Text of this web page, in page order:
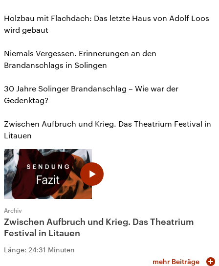
Holzbau mit Flachdach: Das letzte Haus von Adolf Loos
wird gebaut
Niemals Vergessen. Erinnerungen an den
Brandanschlags in Solingen
30 Jahre Solinger Brandanschlag – Wie war der
Gedenktag?
Zwischen Aufbruch und Krieg. Das Theatrium Festival in
Litauen
Archiv
Zwischen Aufbruch und Krieg. Das Theatrium
Festival in Litauen
Länge: 24:31 Minuten
mehr Beiträge